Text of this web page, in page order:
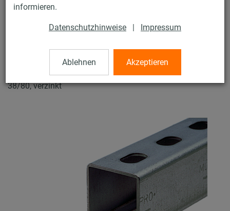
informieren.
Datenschutzhinweise | Impressum
Ablehnen Akzeptieren
MPC-Halteklammern
MPC-Halteklammer, M10 für Profile 38/24, 38/40, 38/48,
38/80, verzinkt